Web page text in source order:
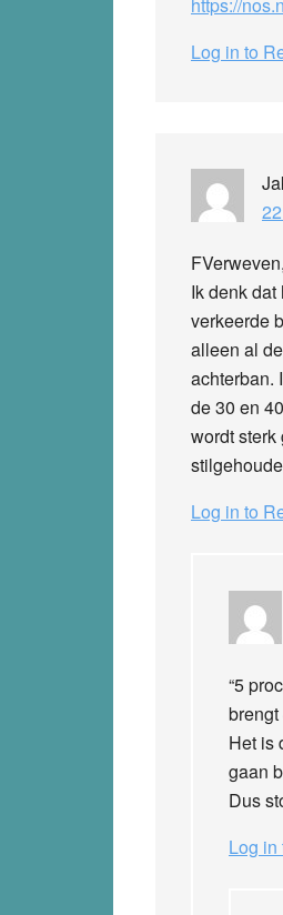
Log in to
FVerweven,
Ik denk
verkeerde
alleen al
achterban.
de 30 en
wordt
Log in to
“5
Het is
gaan
Dus
Log in